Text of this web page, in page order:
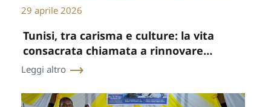
29 aprile 2026
Tunisi, tra carisma e culture: la vita
consacrata chiamata a rinnovare
legami e missione
Leggi altro